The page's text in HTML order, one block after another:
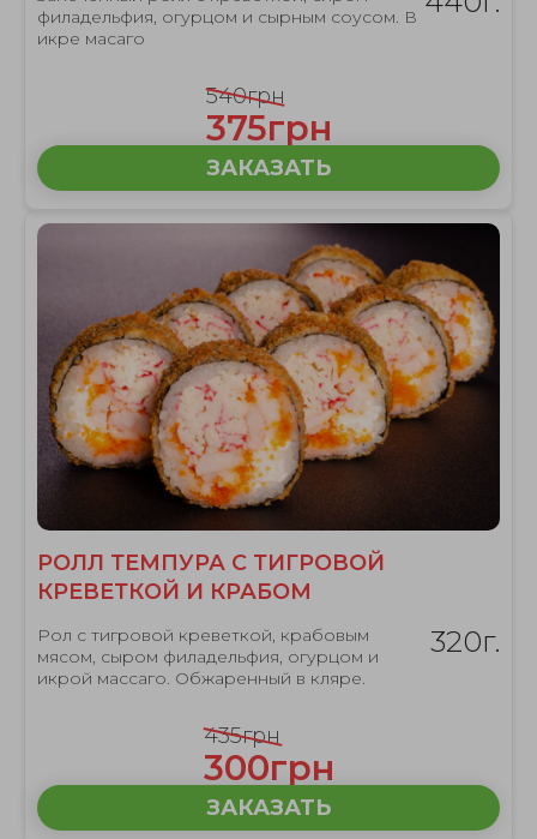
филадельфия, огурцом и сырным соусом. В
икре масаго
540грн
375грн
ЗАКАЗАТЬ
РОЛЛ ТЕМПУРА С ТИГРОВОЙ
КРЕВЕТКОЙ И КРАБОМ
Рол с тигровой креветкой, крабовым
мясом, сыром филадельфия, огурцом и
икрой массаго. Обжаренный в кляре.
320г.
435грн
300грн
ЗАКАЗАТЬ